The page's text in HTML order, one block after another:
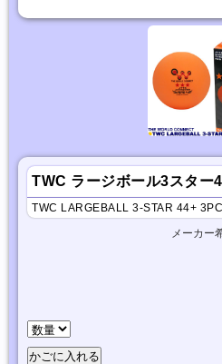
TWC ラージボール3スター
TWC LARGEBALL 3-STAR 44+
メーカー